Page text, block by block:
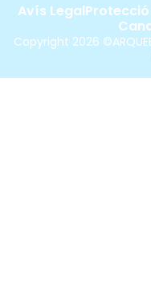
Copyright 2026
Avís Legal